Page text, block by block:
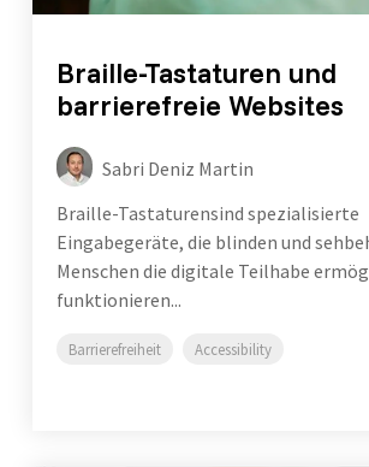
Braille-Tastaturen und
barrierefreie Websites
Sabri Deniz Martin
Braille-Tastaturensind spezialisierte
Eingabegeräte, die blinden und
Menschen die digitale Teilhabe
funktionieren...
Barrierefreiheit Accessibility